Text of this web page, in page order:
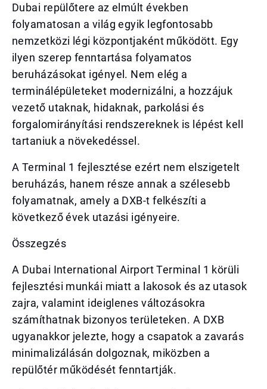
Dubai repülőtere az elmúlt években
folyamatosan a világ egyik legfontosabb
nemzetközi légi központjaként működött. Egy
ilyen szerep fenntartása folyamatos
beruházásokat igényel. Nem elég a
terminálépületeket modernizálni, a hozzájuk
vezető utaknak, hidaknak, parkolási és
forgalomirányítási rendszereknek is lépést kell
tartaniuk a növekedéssel.
A Terminal 1 fejlesztése ezért nem elszigetelt
beruházás, hanem része annak a szélesebb
folyamatnak, amely a DXB-t felkészíti a
következő évek utazási igényeire.
Összegzés
A Dubai International Airport Terminal 1 körüli
fejlesztési munkái miatt a lakosok és az utasok
zajra, valamint ideiglenes változásokra
számíthatnak bizonyos területeken. A DXB
ugyanakkor jelezte, hogy a csapatok a zavarás
minimalizálásán dolgoznak, miközben a
repülőtér működését fenntartják.